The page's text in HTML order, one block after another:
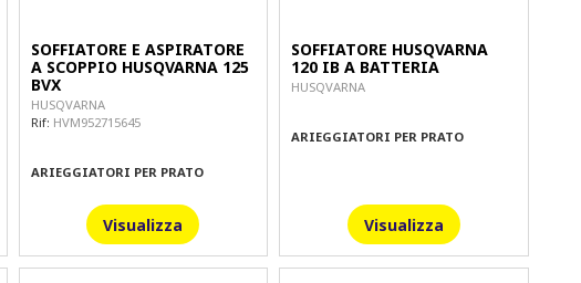
SOFFIATORE E ASPIRATORE
A SCOPPIO HUSQVARNA 125
BVX
HUSQVARNA
Rif: HVM952715645
ARIEGGIATORI PER PRATO
Visualizza
SOFFIATORE HUSQVARNA
120 IB A BATTERIA
HUSQVARNA
ARIEGGIATORI PER PRATO
Visualizza